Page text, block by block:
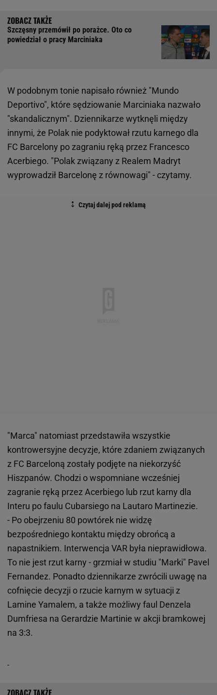
Szczęsny przemówił po porażce. Oto co
powiedział o pracy Marciniaka
W podobnym tonie napisało również "Mundo
Deportivo", które sędziowanie Marciniaka nazwało
"skandalicznym". Dziennikarze wytknęli między
innymi, że Polak nie podyktował rzutu karnego dla
FC Barcelony po zagraniu ręką przez Francesco
Acerbiego. "Polak związany z Realem Madryt
wyprowadził Barcelonę z równowagi" - czytamy.
"Marca" natomiast przedstawiła wszystkie
kontrowersyjne decyzje, które zdaniem związanych
z FC Barceloną zostały podjęte na niekorzyść
Hiszpanów. Chodzi o wspomniane wcześniej
zagranie ręką przez Acerbiego lub rzut karny dla
Interu po faulu Cubarsiego na Lautaro Martinezie.
- Po obejrzeniu 80 powtórek nie widzę
bezpośredniego kontaktu między obrońcą a
napastnikiem. Interwencja VAR była nieprawidłowa.
To nie jest rzut karny - grzmiał w studiu "Marki" Pavel
Fernandez. Ponadto dziennikarze zwrócili uwagę na
cofnięcie decyzji o rzucie karnym w sytuacji z
Lamine Yamalem, a także możliwy faul Denzela
Dumfriesa na Gerardzie Martinie w akcji bramkowej
na 3:3.